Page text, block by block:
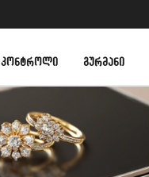
ᲙᲝᲜᲢᲠᲝᲚᲘ ᲒᲣᲠᲛᲐᲜᲘ